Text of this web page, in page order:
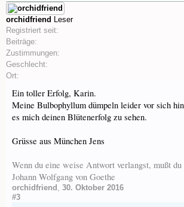
orchidfriend Leser
Registriert seit:
Beiträge:
Zustimmungen:
Geschlecht:
Ort:
Ein toller Erfolg, Karin.
Meine Bulbophyllum dümpeln leider vor sich
es mich deinen Blütenerfolg zu sehen.
Grüsse aus München Jens
Wenn du eine weise Antwort verlangst, mußt
Johann Wolfgang von Goethe
orchidfriend , 30. Oktober 2016
#3